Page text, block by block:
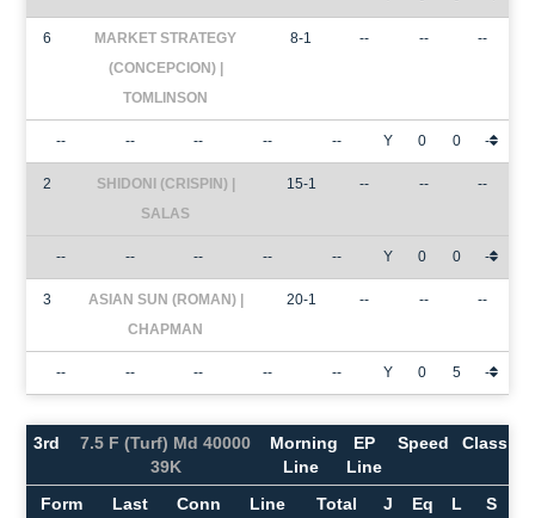
6
MARKET STRATEGY
(CONCEPCION) |
TOMLINSON
8-1 -- -- --
-- -- -- -- -- Y 0 0 -
2
SHIDONI (CRISPIN) |
SALAS
15-1 -- -- --
-- -- -- -- -- Y 0 0 -
3
ASIAN SUN (ROMAN) |
CHAPMAN
20-1 -- -- --
-- -- -- -- -- Y 0 5 -
3rd
7.5 F (Turf) Md 40000
39K
Morning
Line
EP
Line
Speed Class
Form Last Conn Line Total J Eq L S